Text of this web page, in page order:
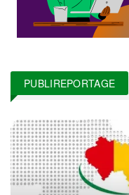
PUBLIREPORTAGE